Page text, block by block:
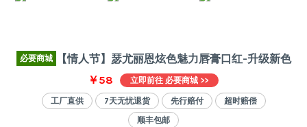
必要商城
【情人节】瑟尤丽恩炫色魅力唇膏口红-升级新色
￥58
立即前往 必要商城 >>
工厂直供 7天无忧退货 先行赔付
超时赔偿
顺丰包邮